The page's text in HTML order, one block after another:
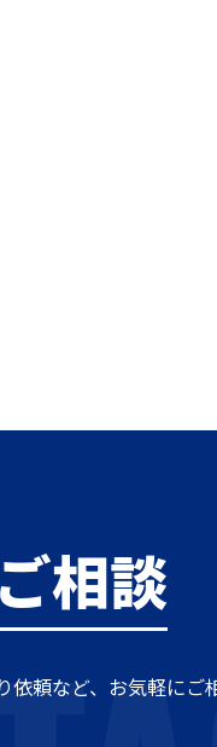
相談
頼など、お気軽にご